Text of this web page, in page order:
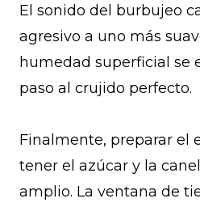
El sonido del burbujeo
agresivo a uno más
humedad superficial se
paso al crujido perfecto.
Finalmente, preparar el
tener el azúcar y la
amplio. La ventana de